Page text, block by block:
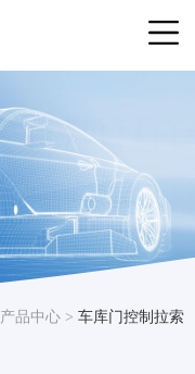
产品中心 > 车库门控制拉索